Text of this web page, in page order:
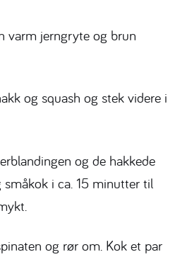
varm jerngryte og brun
og squash og stek videre i
og de hakkede
i ca. 15 minutter til
og rør om. Kok et par